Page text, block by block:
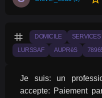
tag DOMICILE SERVICES
LURSSAF AUPRèS
Je suis: un
accepte: Paiement